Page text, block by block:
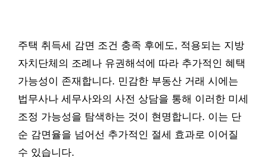
주택 취득세 감면 조건 충족 후에도, 적용되는 지방
자치단체의 조례나 유권해석에 따라 추가적인 혜택
가능성이 존재합니다. 민감한 부동산 거래 시에는
법무사나 세무사와의 사전 상담을 통해 이러한 미세
조정 가능성을 탐색하는 것이 현명합니다. 이는 단
순 감면율을 넘어선 추가적인 절세 효과로 이어질
수 있습니다.